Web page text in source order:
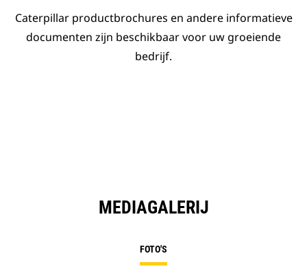
Caterpillar productbrochures en andere informatieve
documenten zijn beschikbaar voor uw groeiende
bedrijf.
MEDIAGALERIJ
FOTO'S